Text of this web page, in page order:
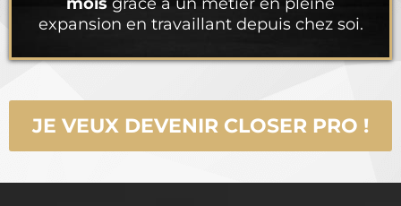
expansion en travaillant depuis chez soi.
JE VEUX DEVENIR CLOSER PRO !